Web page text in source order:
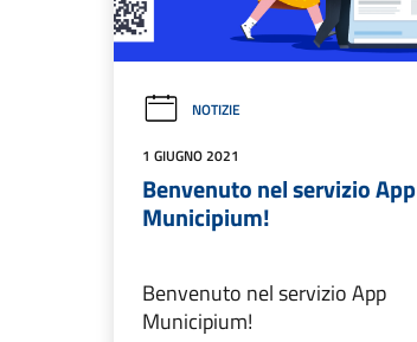
NOTIZIE
1 GIUGNO 2021
Benvenuto nel servizio App
Municipium!
Benvenuto nel servizio App
Municipium!